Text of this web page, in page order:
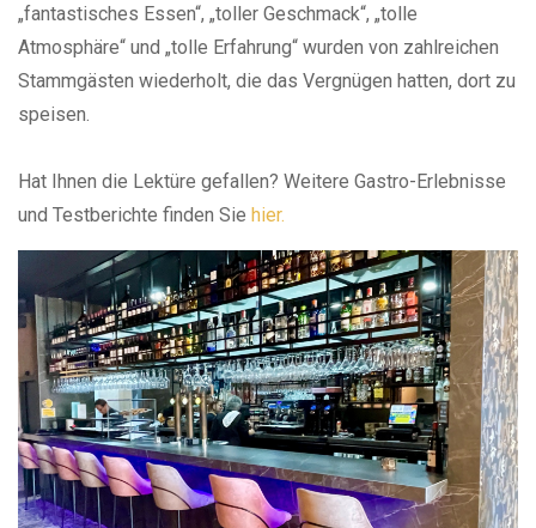
„fantastisches Essen“, „toller Geschmack“, „tolle
Atmosphäre“ und „tolle Erfahrung“ wurden von zahlreichen
Stammgästen wiederholt, die das Vergnügen hatten, dort zu
speisen.
Hat Ihnen die Lektüre gefallen? Weitere Gastro-Erlebnisse
und Testberichte finden Sie hier.